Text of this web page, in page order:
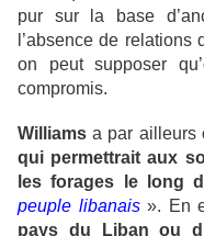
pur sur la base
l’absence de
on peut supposer
compromis.
Williams a par ailleurs
qui permettrait aux
les forages le long
peuple libanais». En
pays du Liban ou